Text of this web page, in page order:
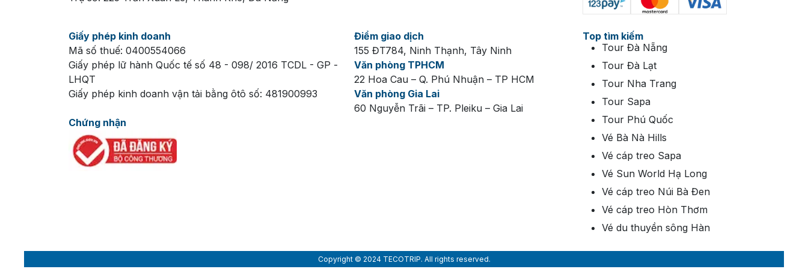
Nên đến vào buổi sáng để có thời tiết mát mẻ và thuận tiện tham quan.
Đặt vé trước vào mùa du lịch hoặc các dịp lễ để tiết kiệm thời gian.
Đặt Vé Hoàng Thành Thăng Long tại TECOTRIP
Du khách có thể đặt Vé Hoàng Thành Thăng Long online nhanh chóng tại TECOTRIP để nhận vé điện tử ngay sau khi đặt, hỗ trợ tư vấn tận
tình và nhiều ưu đãi hấp dẫn dành cho khách lẻ, gia đình hoặc khách đoàn.
Giấy phép kinh doanh
Mã số thuế: 0400554066
Giấy phép lữ hành Quốc tế số 48 - 098/ 2016 TCDL - GP -
LHQT
Giấy phép kinh doanh vận tải bằng ôtô số: 481900993
Chứng nhận
Điểm giao dịch
155 ĐT784, Ninh Thạnh, Tây Ninh
Văn phòng TPHCM
22 Hoa Cau – Q. Phú Nhuận – TP HCM
Văn phòng Gia Lai
60 Nguyễn Trãi – TP. Pleiku – Gia Lai
Top tìm kiếm
Tour Đà Nẵng
Tour Đà Lạt
Tour Nha Trang
Tour Sapa
Tour Phú Quốc
Vé Bà Nà Hills
Vé cáp treo Sapa
Vé Sun World Hạ Long
Vé cáp treo Núi Bà Đen
Vé cáp treo Hòn Thơm
Vé du thuyền sông Hàn
Copyright © 2024 TECOTRIP. All rights reserved.